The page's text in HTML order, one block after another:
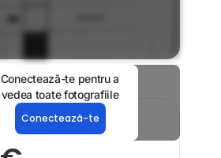
Conectează-te pentru a
vedea toate fotografiile
Conectează-te